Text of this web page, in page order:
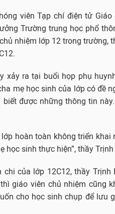
viên Tạp chí điện tử
Trường trung học phổ
nhiệm lớp 12 trong trường,
xảy ra tại buổi họp phụ
mẹ học sinh của lớp có đề
biết được những thông tin
hoàn toàn không triển
học sinh thực hiện”, thầy
của lớp 12C12, thầy Trịnh
giáo viên chủ nhiệm cũng
cho học sinh chụp để lưu